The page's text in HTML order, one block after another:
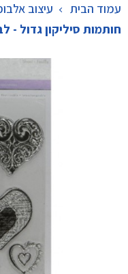
עמוד הבית עיצוב
חותמות סיליקון גדול -